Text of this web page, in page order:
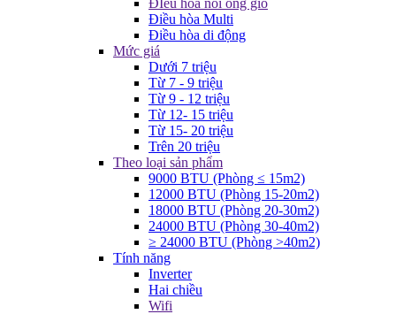
Điều hòa Multi
Điều hòa di động
Mức giá
Dưới 7 triệu
Từ 7 - 9 triệu
Từ 9 - 12 triệu
Từ 12- 15 triệu
Từ 15- 20 triệu
Trên 20 triệu
Theo loại sản phẩm
9000 BTU (Phòng ≤ 15m2)
12000 BTU (Phòng 15-20m2)
18000 BTU (Phòng 20-30m2)
24000 BTU (Phòng 30-40m2)
≥ 24000 BTU (Phòng >40m2)
Tính năng
Inverter
Hai chiều
Wifi